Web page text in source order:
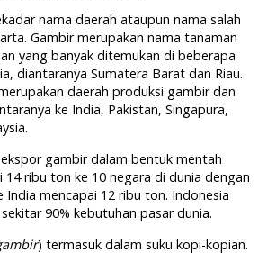
nama daerah ataupun nama salah
Gambir merupakan nama tanaman
yang banyak ditemukan di beberapa
diantaranya Sumatera Barat dan Riau.
daerah produksi gambir dan
ke India, Pakistan, Singapura,
gambir dalam bentuk mentah
ribu ton ke 10 negara di dunia dengan
India mencapai 12 ribu ton. Indonesia
90% kebutuhan pasar dunia.
) termasuk dalam suku kopi-kopian.